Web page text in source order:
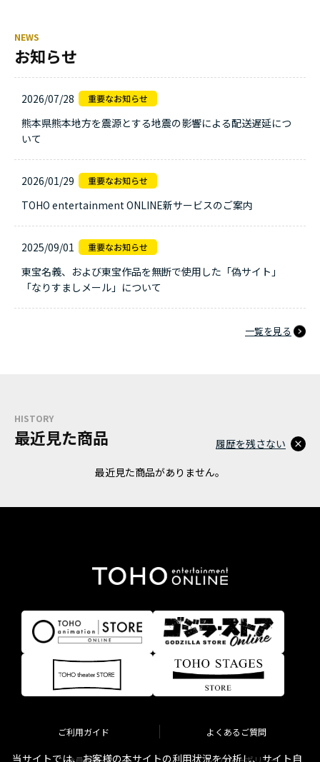
NEWS
お知らせ
2026/07/28
熊本県熊本地方を震源とする地震の影響による配送遅延につ
いて
2026/01/29
TOHO entertainment ONLINE新サービスのご案内
2025/09/01
東宝名義、および東宝作品を無断で使用した「偽サイト」
「なりすましメール」について
一覧を見る
HISTORY
最近見た商品
最近見た商品がありません。
履歴を残さない
ご利用ガイド よくあるご質問
会員規約 プライバシーポリシー
当サイトでは、お客様の本サイトの利用状況を分析し、サイト自